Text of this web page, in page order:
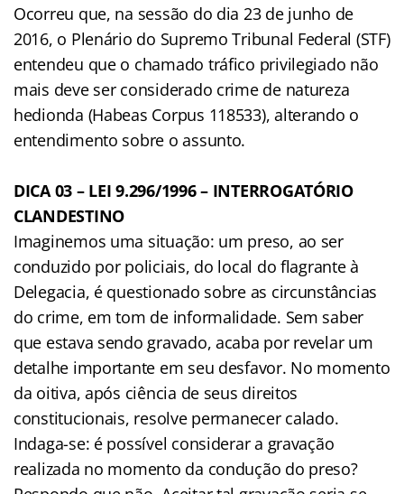
Ocorreu que, na sessão do dia 23 de junho de
2016, o Plenário do Supremo Tribunal Federal (STF)
entendeu que o chamado tráfico privilegiado não
mais deve ser considerado crime de natureza
hedionda (Habeas Corpus 118533), alterando o
entendimento sobre o assunto.
DICA 03 – LEI 9.296/1996 – INTERROGATÓRIO
CLANDESTINO
Imaginemos uma situação: um preso, ao ser
conduzido por policiais, do local do flagrante à
Delegacia, é questionado sobre as circunstâncias
do crime, em tom de informalidade. Sem saber
que estava sendo gravado, acaba por revelar um
detalhe importante em seu desfavor. No momento
da oitiva, após ciência de seus direitos
constitucionais, resolve permanecer calado.
Indaga-se: é possível considerar a gravação
realizada no momento da condução do preso?